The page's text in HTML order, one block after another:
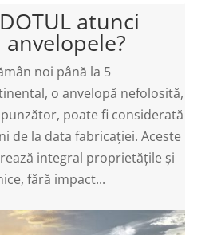
atunci
noi până la 5
o anvelopă nefolosită,
poate fi considerată
de la data fabricației. Aceste
integral proprietățile și
fără impact...